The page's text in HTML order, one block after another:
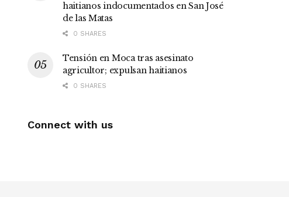
haitianos indocumentados en San José
de las Matas
0 SHARES
Tensión en Moca tras asesinato
agricultor; expulsan haitianos
0 SHARES
Connect with us